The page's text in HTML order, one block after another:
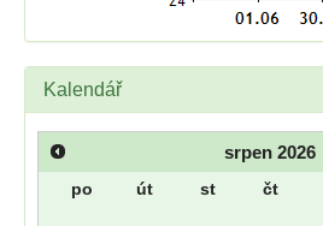
Kalendář
srpen 2026
po út st čt